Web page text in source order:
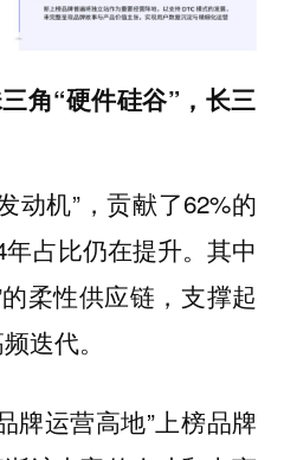
角“硬件硅谷”，长三
动机”，贡献了62%的
年占比仍在提升。其中
柔性供应链，支撑起
迭代。
牌运营高地”上榜品牌